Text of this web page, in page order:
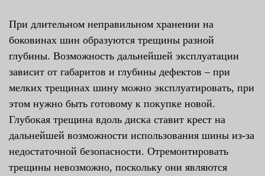
При длительном неправильном хранении на
боковинах шин образуются трещины разной
глубины. Возможность дальнейшей эксплуатации
зависит от габаритов и глубины дефектов – при
мелких трещинах шину можно эксплуатировать, при
этом нужно быть готовому к покупке новой.
Глубокая трещина вдоль диска ставит крест на
дальнейшей возможности использования шины из-за
недостаточной безопасности. Отремонтировать
трещины невозможно, поскольку они являются